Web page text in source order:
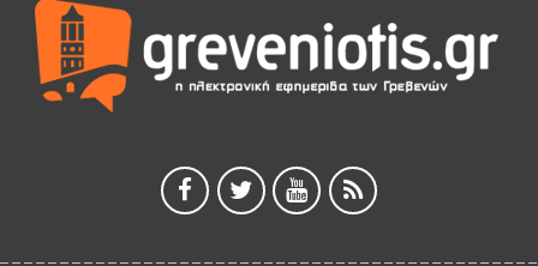
ΕΥΧΑΡΙΣΤΙΕΣ Φυσιολατρικού Συλλόγου Γρεβενών
4 Αυγούστου 2026
Έκτακτη χρηματοδότηση 400.000€ για επιπλέον εργασίες